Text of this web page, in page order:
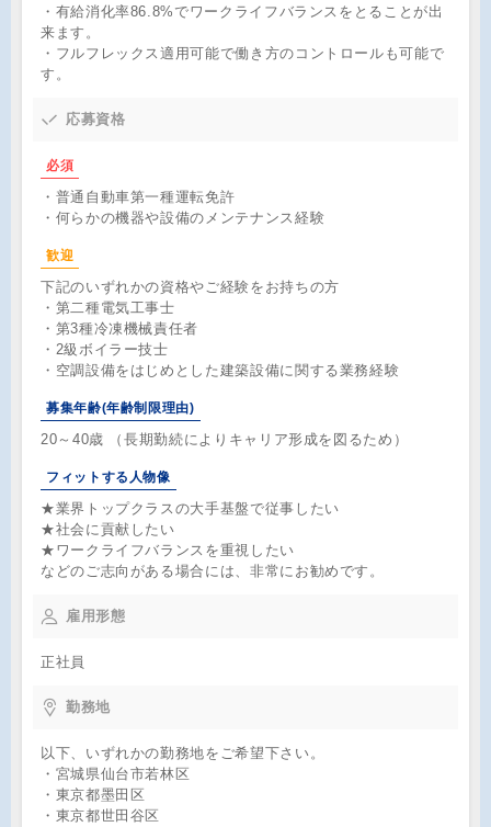
・有給消化率86.8%でワークライフバランスをとることが出
来ます。
・フルフレックス適用可能で働き方のコントロールも可能で
す。
応募資格
必須
・普通自動車第一種運転免許
・何らかの機器や設備のメンテナンス経験
歓迎
下記のいずれかの資格やご経験をお持ちの方
・第二種電気工事士
・第3種冷凍機械責任者
・2級ボイラー技士
・空調設備をはじめとした建築設備に関する業務経験
募集年齢(年齢制限理由)
20～40歳 （長期勤続によりキャリア形成を図るため）
フィットする人物像
★業界トップクラスの大手基盤で従事したい
★社会に貢献したい
★ワークライフバランスを重視したい
などのご志向がある場合には、非常にお勧めです。
雇用形態
正社員
勤務地
以下、いずれかの勤務地をご希望下さい。
・宮城県仙台市若林区
・東京都墨田区
・東京都世田谷区